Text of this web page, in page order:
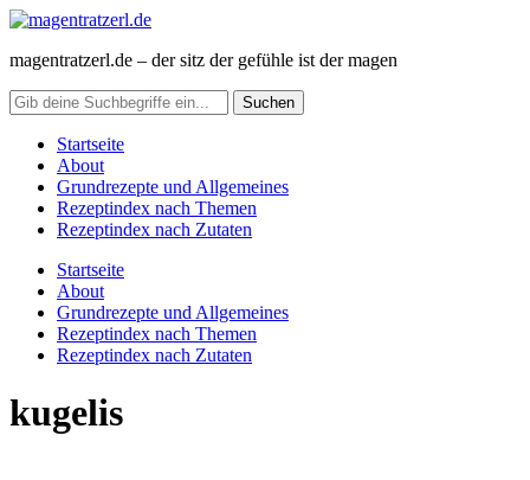
magentratzerl.de – der sitz der gefühle ist der magen
Startseite
About
Grundrezepte und Allgemeines
Rezeptindex nach Themen
Rezeptindex nach Zutaten
Startseite
About
Grundrezepte und Allgemeines
Rezeptindex nach Themen
Rezeptindex nach Zutaten
kugelis